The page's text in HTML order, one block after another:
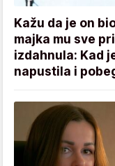
Kažu da je on
majka mu sve
izdahnula: Kad
napustila i